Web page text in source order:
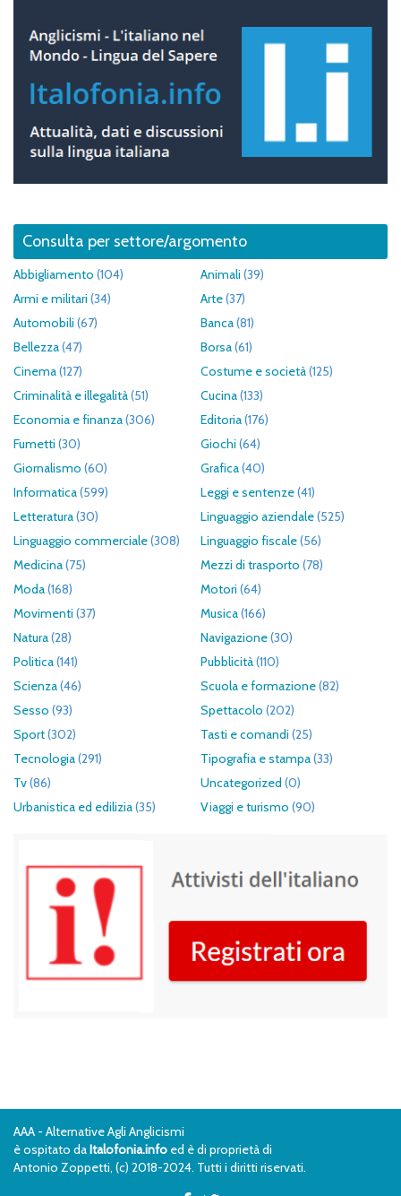
Consulta per settore/argomento
Abbigliamento (104) Animali (39)
Armi e militari (34) Arte(37)
Automobili (67) Banca(81)
Bellezza(47) Borsa(61)
Cinema(127) Costume e società(125)
Criminalità e illegalità(51) Cucina(133)
Economia e finanza(306) Editoria(176)
Fumetti (30) Giochi (64)
Giornalismo (60) Grafica(40)
Informatica(599) Leggi e sentenze(41)
Letteratura(30) Linguaggio aziendale(525)
Linguaggio commerciale(308) Linguaggio fiscale(56)
Medicina(75) Mezzi di trasporto (78)
Moda(168) Motori (64)
Movimenti (37) Musica(166)
Natura(28) Navigazione(30)
Politica(141) Pubblicità(110)
Scienza(46) Scuola e formazione(82)
Sesso (93) Spettacolo (202)
Sport(302) Tasti e comandi (25)
Tecnologia(291) Tipografia e stampa(33)
Tv(86) Uncategorized (0)
Urbanistica ed edilizia(35) Viaggi e turismo (90)
AAA - Alternative Agli Anglicismi
è ospitato daItalofonia.info ed è di proprietà di
Antonio Zoppetti, (c) 2018-2024. Tutti i diritti riservati.